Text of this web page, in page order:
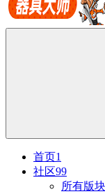
首页1
社区99
所有版块